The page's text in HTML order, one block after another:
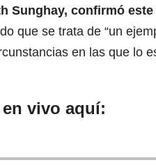
Sunghay, confirmó
que se trata de “un
en las que lo
vivo aquí: